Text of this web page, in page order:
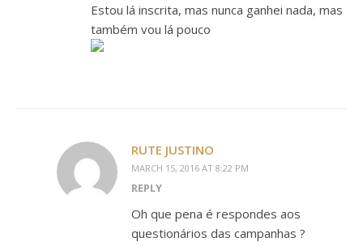
Estou lá inscrita, mas nunca ganhei nada, mas
também vou lá pouco
RUTE JUSTINO
MARCH 15, 2016 AT 8:22 PM
REPLY
Oh que pena é respondes aos
questionários das campanhas ?